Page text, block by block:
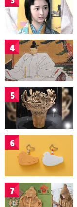
4
5
6
7